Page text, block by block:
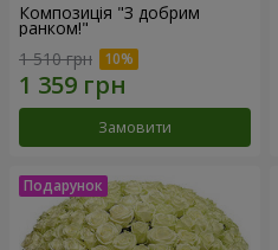
Композиція "З добрим
ранком!"
1 510 грн
Замовити